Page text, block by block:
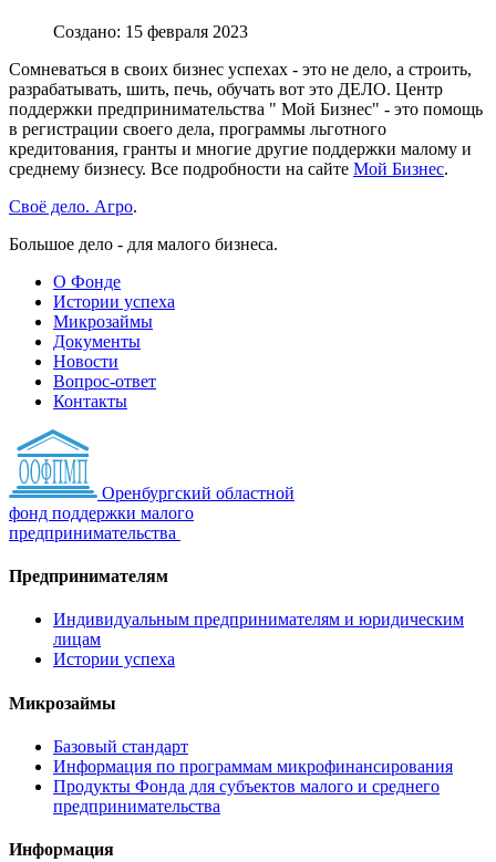
Создано: 15 февраля 2023
Сомневаться в своих бизнес успехах - это не дело, а строить,
разрабатывать, шить, печь, обучать вот это ДЕЛО. Центр
поддержки предпринимательства " Мой Бизнес" - это помощь
в регистрации своего дела, программы льготного
кредитования, гранты и многие другие поддержки малому и
среднему бизнесу. Все подробности на сайте Мой Бизнес.
Своё дело. Агро.
Большое дело - для малого бизнеса.
О Фонде
Истории успеха
Микрозаймы
Документы
Новости
Вопрос-ответ
Контакты
Оренбургский областной
фонд поддержки малого
предпринимательства
Предпринимателям
Индивидуальным предпринимателям и юридическим
лицам
Истории успеха
Микрозаймы
Базовый стандарт
Информация по программам микрофинансирования
Продукты Фонда для субъектов малого и среднего
предпринимательства
Информация